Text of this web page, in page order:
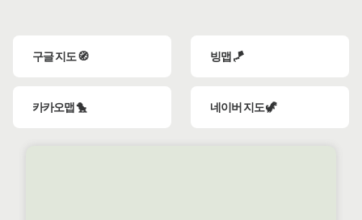
구글 지도 🧭 빙맵 🪁
카카오맵 🐤 네이버 지도 🦖